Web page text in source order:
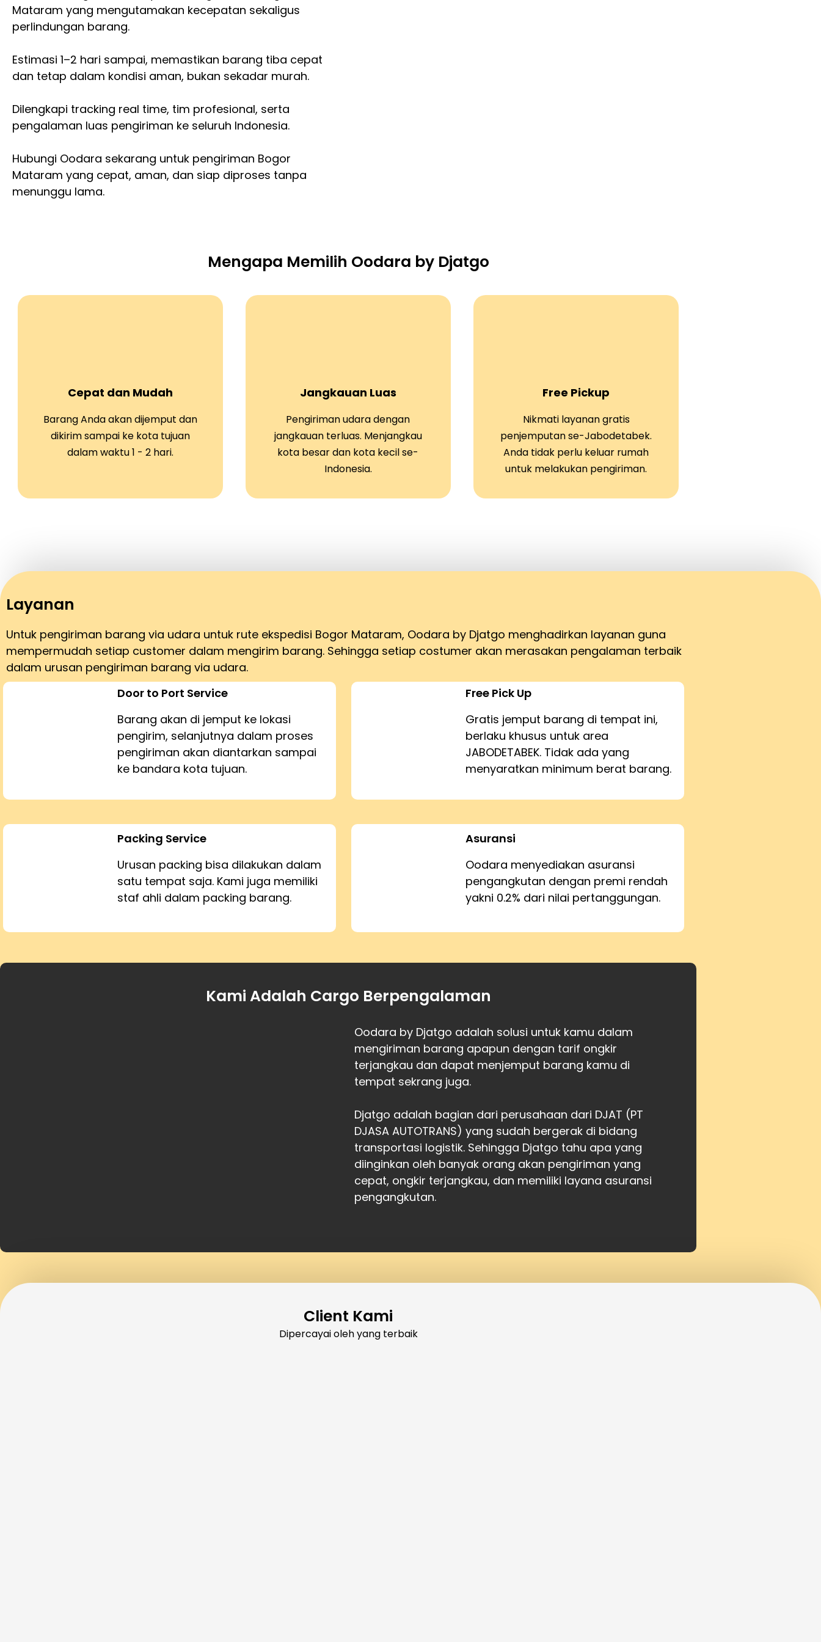
Mataram yang mengutamakan kecepatan sekaligus
perlindungan barang.
Estimasi 1–2 hari sampai, memastikan barang tiba cepat
dan tetap dalam kondisi aman, bukan sekadar murah.
Dilengkapi tracking real time, tim profesional, serta
pengalaman luas pengiriman ke seluruh Indonesia.
Hubungi Oodara sekarang untuk pengiriman Bogor
Mataram yang cepat, aman, dan siap diproses tanpa
menunggu lama.
Mengapa Memilih Oodara by Djatgo
Cepat dan Mudah
Barang Anda akan dijemput dan
dikirim sampai ke kota tujuan
dalam waktu 1 - 2 hari.
Jangkauan Luas
Pengiriman udara dengan
jangkauan terluas. Menjangkau
kota besar dan kota kecil se-
Indonesia.
Free Pickup
Nikmati layanan gratis
penjemputan se-Jabodetabek.
Anda tidak perlu keluar rumah
untuk melakukan pengiriman.
Layanan
Untuk pengiriman barang via udara untuk rute ekspedisi Bogor Mataram, Oodara by Djatgo menghadirkan layanan guna
mempermudah setiap customer dalam mengirim barang. Sehingga setiap costumer akan merasakan pengalaman terbaik
dalam urusan pengiriman barang via udara.
Door to Port Service
Barang akan di jemput ke lokasi
pengirim, selanjutnya dalam proses
pengiriman akan diantarkan sampai
ke bandara kota tujuan.
Free Pick Up
Gratis jemput barang di tempat ini,
berlaku khusus untuk area
JABODETABEK. Tidak ada yang
menyaratkan minimum berat barang.
Packing Service
Urusan packing bisa dilakukan dalam
satu tempat saja. Kami juga memiliki
staf ahli dalam packing barang.
Asuransi
Oodara menyediakan asuransi
pengangkutan dengan premi rendah
yakni 0.2% dari nilai pertanggungan.
Kami Adalah Cargo Berpengalaman
Oodara by Djatgo adalah solusi untuk kamu dalam
mengiriman barang apapun dengan tarif ongkir
terjangkau dan dapat menjemput barang kamu di
tempat sekrang juga.
Djatgo adalah bagian dari perusahaan dari DJAT (PT
DJASA AUTOTRANS) yang sudah bergerak di bidang
transportasi logistik. Sehingga Djatgo tahu apa yang
diinginkan oleh banyak orang akan pengiriman yang
cepat, ongkir terjangkau, dan memiliki layana asuransi
pengangkutan.
Client Kami
Dipercayai oleh yang terbaik